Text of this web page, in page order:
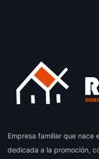
Empresa familiar que nace
dedicada a la promoción,